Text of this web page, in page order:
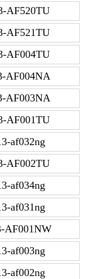
AF520TU
AF521TU
AF004TU
AF004NA
AF003NA
AF001TU
af032ng
AF002TU
af034ng
af031ng
AF001NW
af003ng
af002ng